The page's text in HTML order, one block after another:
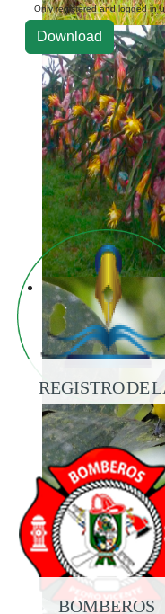
Only registered and logged in
REGISTRO DE
PROPIEDAD
BOMBEROS